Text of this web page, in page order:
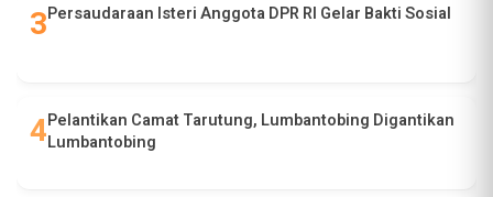
Persaudaraan Isteri Anggota DPR RI Gelar Bakti Sosial
Pelantikan Camat Tarutung, Lumbantobing Digantikan
Lumbantobing